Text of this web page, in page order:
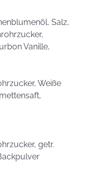
Salz,
Vanille,
Weiße
getr.